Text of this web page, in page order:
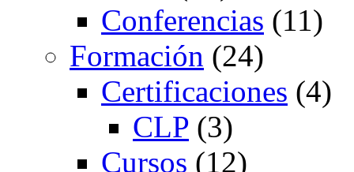
Conferencias (11)
Formación (24)
Certificaciones (4)
CLP (3)
Cursos (12)